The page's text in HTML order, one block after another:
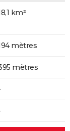
km²
mètres
mètres